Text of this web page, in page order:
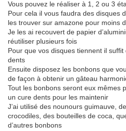
Vous pouvez le réaliser à 1, 2 ou 3
Pour cela il vous faudra des disques
les trouver sur amazone pour moins
Je les ai recouvert de papier
réutiliser plusieurs fois
Pour que vos disques tiennent il
dents
Ensuite disposez les bonbons que
de façon à obtenir un gâteau
Tout les bonbons seront eux mêmes
un cure dents pour les maintenir
J’ai utilisé des nounours guimauve,
crocodiles, des bouteilles de coca,
d’autres bonbons